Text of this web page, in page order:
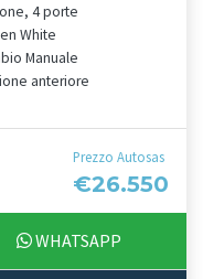
4 porte
White
Manuale
anteriore
Prezzo Autosas
€26.550
WHATSAPP